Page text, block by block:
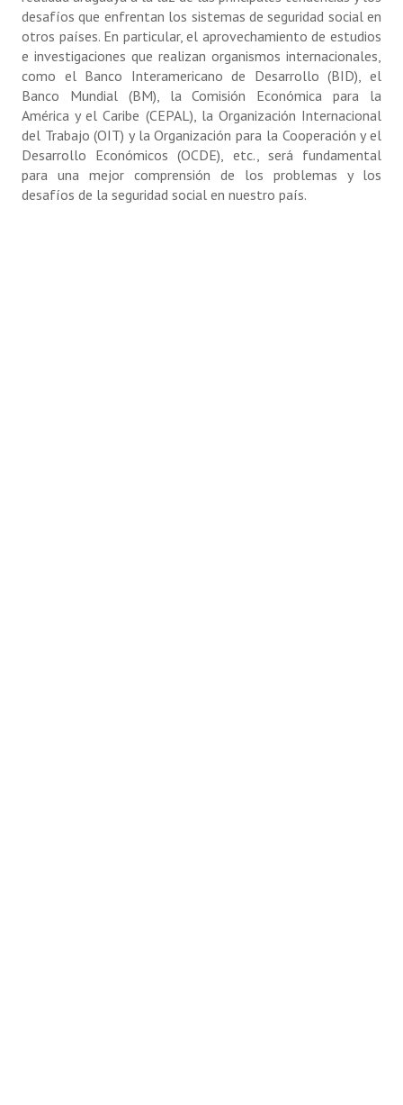
desafíos que enfrentan los sistemas de seguridad social en
otros países. En particular, el aprovechamiento de estudios
e investigaciones que realizan organismos internacionales,
como el Banco Interamericano de Desarrollo (BID), el
Banco Mundial (BM), la Comisión Económica para la
América y el Caribe (CEPAL), la Organización Internacional
del Trabajo (OIT) y la Organización para la Cooperación y el
Desarrollo Económicos (OCDE), etc., será fundamental
para una mejor comprensión de los problemas y los
desafíos de la seguridad social en nuestro país.